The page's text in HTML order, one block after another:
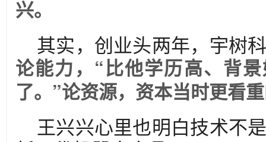
兴。
其实，创业头两年，宇树
论能力，“比他学历高、背
了。”论资源，资本当时更看
王兴兴心里也明白技术不